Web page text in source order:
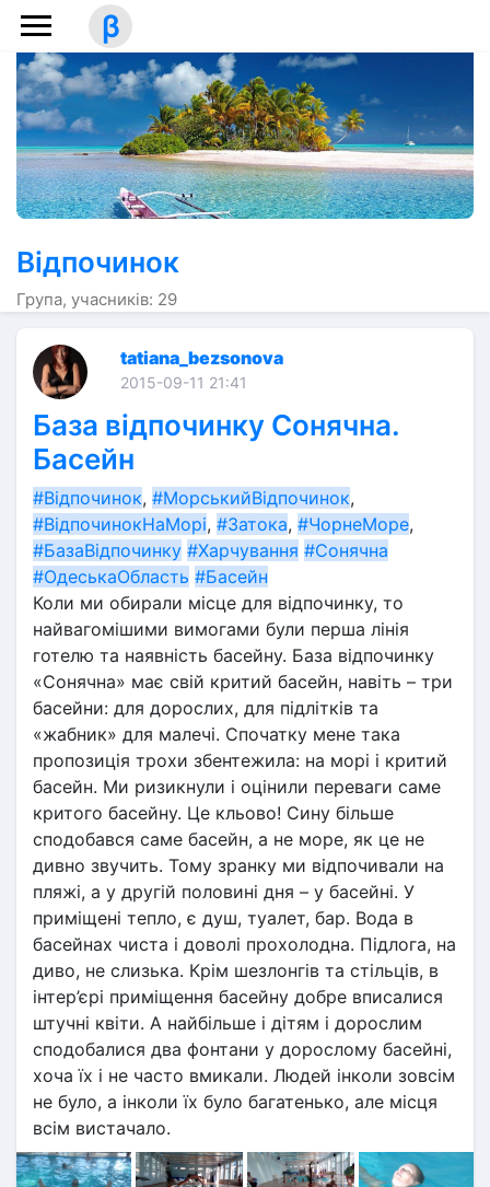
β
Відпочинок
Група, учасників: 29
tatiana_bezsonova
2015-09-11 21:41
База відпочинку Сонячна.
Басейн
#Відпочинок, #МорськийВідпочинок
#ВідпочинокНаМорі, #Затока, #ЧорнеМоре
#БазаВідпочинку #Харчування #Сонячна
#ОдеськаОбласть #Басейн
Коли ми обирали місце для відпочинку, то
найвагомішими вимогами були перша лінія
готелю та наявність басейну. База відпочинку
«Сонячна» має свій критий басейн, навіть – три
басейни: для дорослих, для підлітків та
«жабник» для малечі. Спочатку мене така
пропозиція трохи збентежила: на морі і критий
басейн. Ми ризикнули і оцінили переваги саме
критого басейну. Це кльово! Сину більше
сподобався саме басейн, а не море, як це не
дивно звучить. Тому зранку ми відпочивали на
пляжі, а у другій половині дня – у басейні. У
приміщені тепло, є душ, туалет, бар. Вода в
басейнах чиста і доволі прохолодна. Підлога, на
диво, не слизька. Крім шезлонгів та стільців, в
інтер’єрі приміщення басейну добре вписалися
штучні квіти. А найбільше і дітям і дорослим
сподобалися два фонтани у дорослому басейні,
хоча їх і не часто вмикали. Людей інколи зовсім
не було, а інколи їх було багатенько, але місця
всім вистачало.